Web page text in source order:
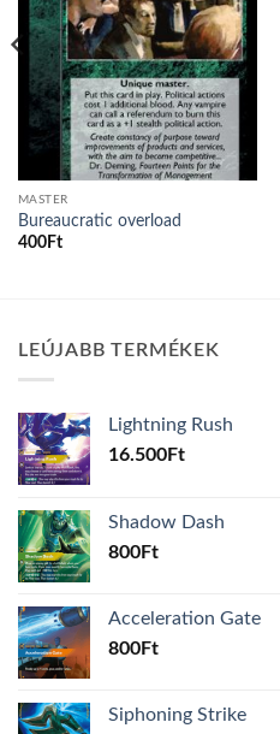
MASTER
Bureaucratic overload
400Ft
LEÚJABB TERMÉKEK
Lightning Rush
16.500Ft
Shadow Dash
800Ft
Acceleration Gate
800Ft
Siphoning Strike